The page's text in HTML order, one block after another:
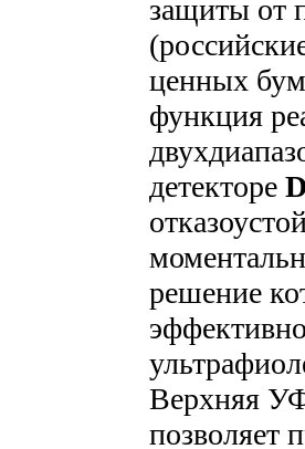
защиты от
ценных
функция
детекторе
решение
Верхняя
позволяет